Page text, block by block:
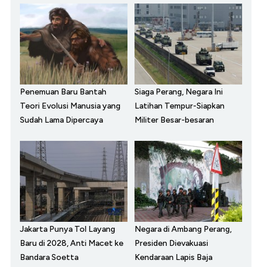
Penemuan Baru Bantah
Teori Evolusi Manusia yang
Sudah Lama Dipercaya
Siaga Perang, Negara Ini
Latihan Tempur-Siapkan
Militer Besar-besaran
Jakarta Punya Tol Layang
Baru di 2028, Anti Macet ke
Bandara Soetta
Negara di Ambang Perang,
Presiden Dievakuasi
Kendaraan Lapis Baja